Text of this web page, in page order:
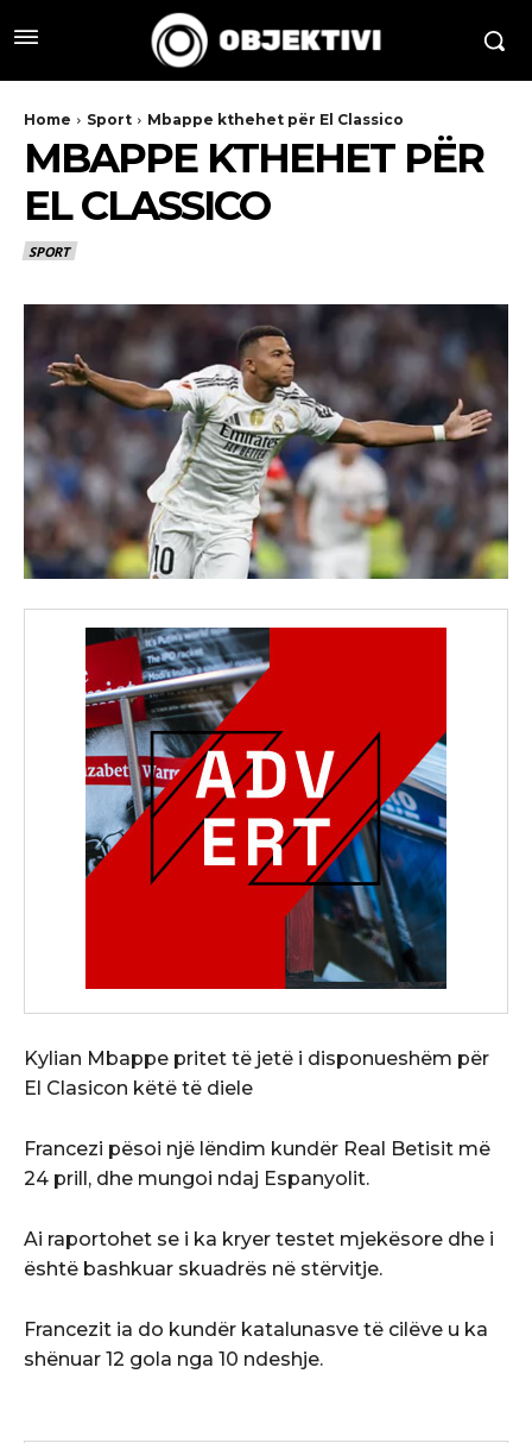
Home Sport Mbappe kthehet për El Classico
MBAPPE KTHEHET PËR
EL CLASSICO
SPORT
Kylian Mbappe pritet të jetë i disponueshëm për
El Clasicon këtë të diele
Francezi pësoi një lëndim kundër Real Betisit më
24 prill, dhe mungoi ndaj Espanyolit.
Ai raportohet se i ka kryer testet mjekësore dhe i
është bashkuar skuadrës në stërvitje.
Francezit ia do kundër katalunasve të cilëve u ka
shënuar 12 gola nga 10 ndeshje.